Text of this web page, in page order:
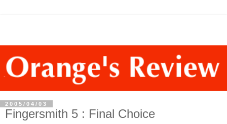
2005/04/03
Fingersmith 5 : Final Choice